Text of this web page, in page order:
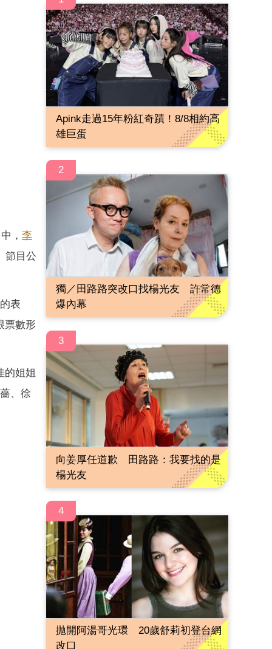
， 李
節目公
表
票數形
的姐姐
、徐
Apink走過15年粉紅奇蹟！8/8相約高
雄巨蛋
2
獨／田路路突改口找楊光友 許常德
爆內幕
3
向姜厚任道歉 田路路：我要找的是
楊光友
4
拋開阿湯哥光環 20歲舒莉初登台網
改口